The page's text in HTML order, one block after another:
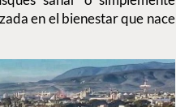
en el bienestar que nace